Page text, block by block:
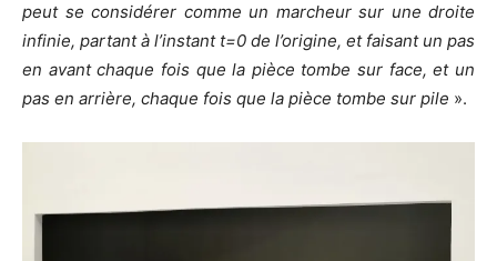
peut se considérer comme un marcheur sur une droite
infinie, partant à l’instant t=0 de l’origine, et faisant un pas
en avant chaque fois que la pièce tombe sur face, et un
pas en arrière, chaque fois que la pièce tombe sur pile ».